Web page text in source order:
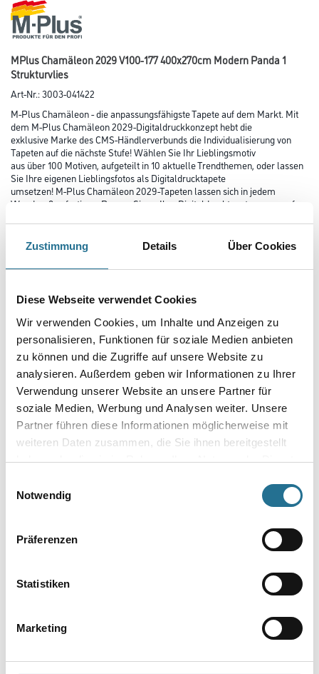
Zustimmung Details Über Cookies
Diese Webseite verwendet Cookies
Wir verwenden Cookies, um Inhalte und Anzeigen zu
personalisieren, Funktionen für soziale Medien anbieten
zu können und die Zugriffe auf unsere Website zu
analysieren. Außerdem geben wir Informationen zu Ihrer
Verwendung unserer Website an unsere Partner für
soziale Medien, Werbung und Analysen weiter. Unsere
Partner führen diese Informationen möglicherweise mit
weiteren Daten zusammen, die Sie ihnen bereitgestellt
haben oder die sie im Rahmen Ihrer Nutzung der Dienste
Notwendig
Präferenzen
Statistiken
Marketing
MPlus Chamäleon 2029 V100-177 400x270cm Modern Panda 1
Strukturvlies
Art-Nr.:3003-041422
M-Plus Chamäleon - die anpassungsfähigste Tapete auf dem Markt. Mit
dem M-Plus Chamäleon 2029-Digitaldruckkonzept hebt die
exklusive Marke des CMS-Händlerverbunds die Individualisierung von
Tapeten auf die nächste Stufe! Wählen Sie Ihr Lieblingsmotiv
aus über 100 Motiven, aufgeteilt in 10 aktuelle Trendthemen, oder lassen
Sie Ihre eigenen Lieblingsfotos als Digitaldrucktapete
umsetzen! M-Plus Chamäleon 2029-Tapeten lassen sich in jedem
Wandmaß anfertigen. Passen Sie so Ihre Digitaldrucktapete genau auf
Farbtonbezeichnung
Länge in centimeter
Breite in centimeter
Gebinde
PRODUKTEIGENSCHAFTEN